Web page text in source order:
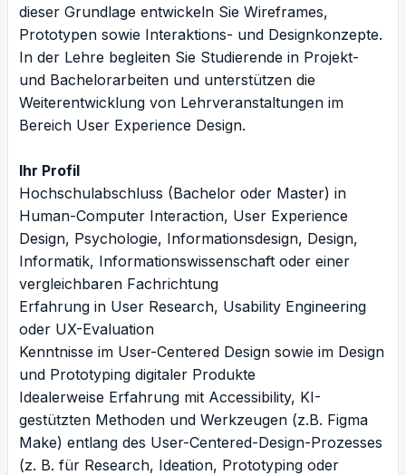
dieser Grundlage entwickeln Sie Wireframes,
Prototypen sowie Interaktions- und Designkonzepte.
In der Lehre begleiten Sie Studierende in Projekt-
und Bachelorarbeiten und unterstützen die
Weiterentwicklung von Lehrveranstaltungen im
Bereich User Experience Design.
Ihr Profil
Hochschulabschluss (Bachelor oder Master) in
Human-Computer Interaction, User Experience
Design, Psychologie, Informationsdesign, Design,
Informatik, Informationswissenschaft oder einer
vergleichbaren Fachrichtung
Erfahrung in User Research, Usability Engineering
oder UX-Evaluation
Kenntnisse im User-Centered Design sowie im Design
und Prototyping digitaler Produkte
Idealerweise Erfahrung mit Accessibility, KI-
gestützten Methoden und Werkzeugen (z.B. Figma
Make) entlang des User-Centered-Design-Prozesses
(z. B. für Research, Ideation, Prototyping oder